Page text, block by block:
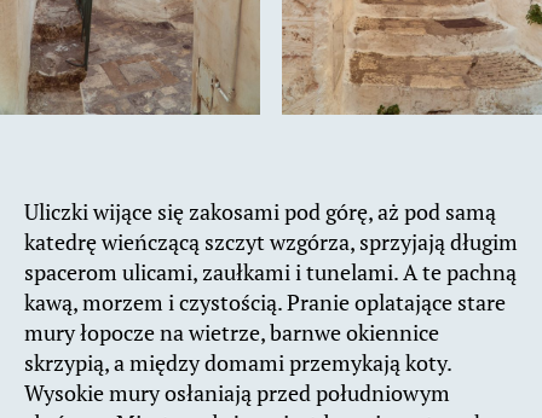
Uliczki wijące się zakosami pod górę, aż pod samą
katedrę wieńczącą szczyt wzgórza, sprzyjają długim
spacerom ulicami, zaułkami i tunelami. A te pachną
kawą, morzem i czystością. Pranie oplatające stare
mury łopocze na wietrze, barnwe okiennice
skrzypią, a między domami przemykają koty.
Wysokie mury osłaniają przed południowym